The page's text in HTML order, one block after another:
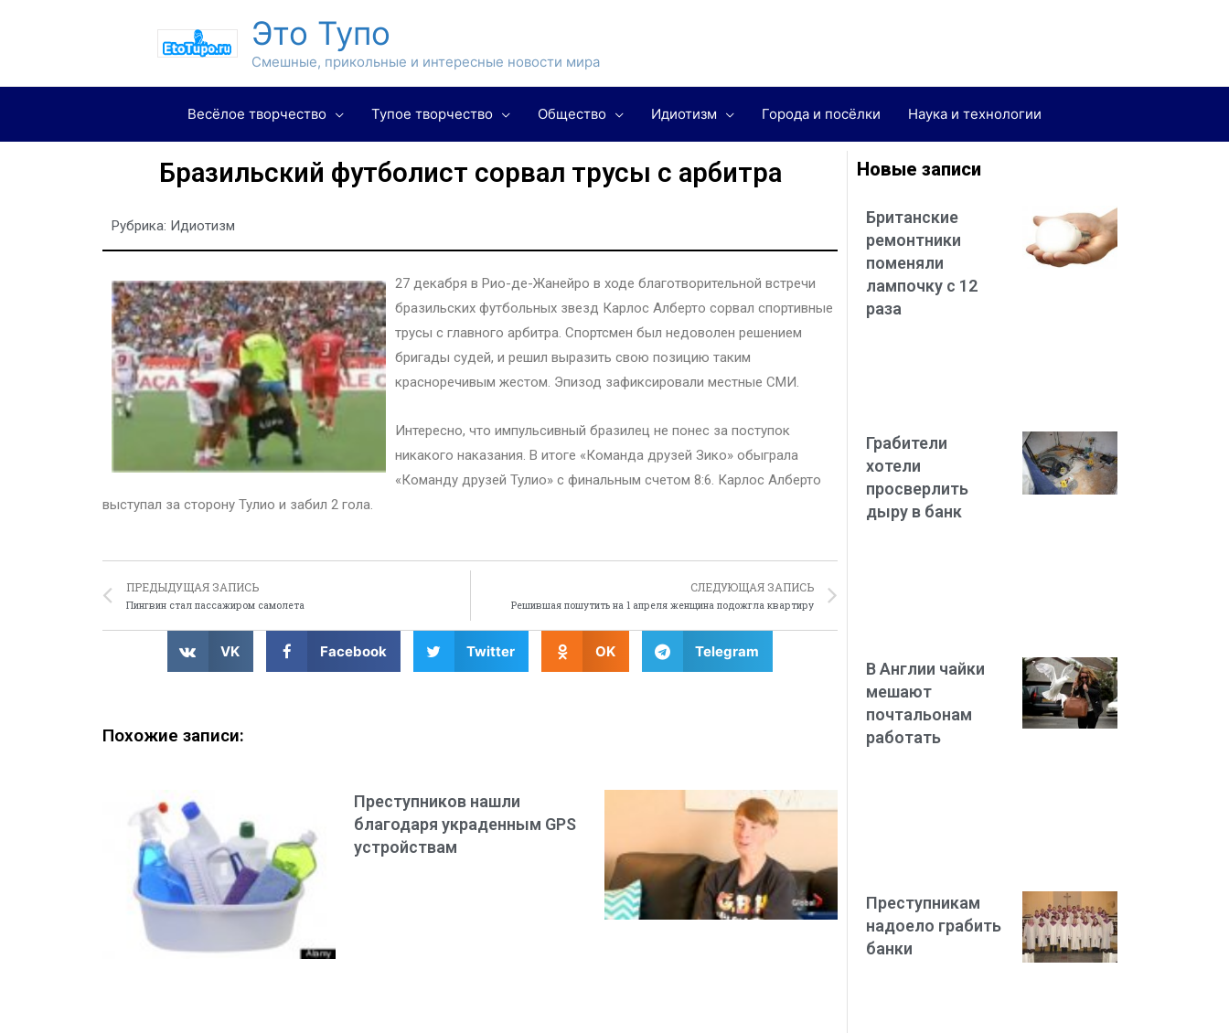
Это Тупо
Смешные, прикольные и интересные новости мира
Весёлое творчество Тупое творчество Общество Идиотизм Города и посёлки Наука и технологии
Бразильский футболист сорвал трусы с арбитра
Рубрика: Идиотизм
27 декабря в Рио-де-Жанейро в ходе благотворительной встречи
бразильских футбольных звезд Карлос Алберто сорвал спортивные
трусы с главного арбитра. Спортсмен был недоволен решением
бригады судей, и решил выразить свою позицию таким
красноречивым жестом. Эпизод зафиксировали местные СМИ.
Интересно, что импульсивный бразилец не понес за поступок
никакого наказания. В итоге «Команда друзей Зико» обыграла
«Команду друзей Тулио» с финальным счетом 8:6. Карлос Алберто
выступал за сторону Тулио и забил 2 гола.
ПРЕДЫДУЩАЯ ЗАПИСЬ
Пингвин стал пассажиром самолета
СЛЕДУЮЩАЯ ЗАПИСЬ
Решившая пошутить на 1 апреля женщина подожгла квартиру
VK Facebook Twitter OK Telegram
Похожие записи:
Преступников нашли
благодаря украденным GPS
устройствам
Новые записи
Британские
ремонтники
поменяли
лампочку с 12
раза
Грабители
хотели
просверлить
дыру в банк
В Англии чайки
мешают
почтальонам
работать
Преступникам
надоело грабить
банки